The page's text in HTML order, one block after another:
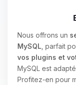
Nous offrons un
MySQL , parfait
vos plugins et
MySQL est
Profitez-en pour